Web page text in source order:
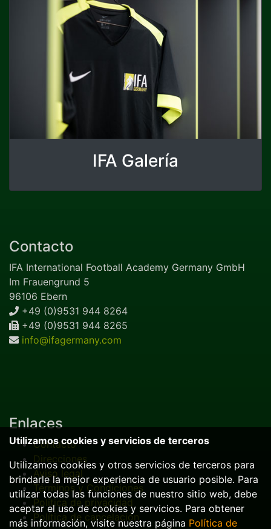
IFA Galería
Contacto
IFA International Football Academy Germany GmbH
Im Frauengrund 5
96106 Ebern
+49 (0)9531 944 8264
+49 (0)9531 944 8265
info@ifagermany.com
Enlaces
Contacto
Direcciones
Aviso legal
Términos y Condiciones
Política de privacidad
Política de cancelación
Utilizamos cookies y servicios de terceros
Utilizamos cookies y otros servicios de terceros para
brindarle la mejor experiencia de usuario posible. Para
utilizar todas las funciones de nuestro sitio web, debe
aceptar el uso de cookies y servicios. Para obtener
más información, visite nuestra página Política de